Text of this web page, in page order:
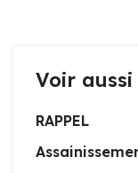
Voir aussi
RAPPEL